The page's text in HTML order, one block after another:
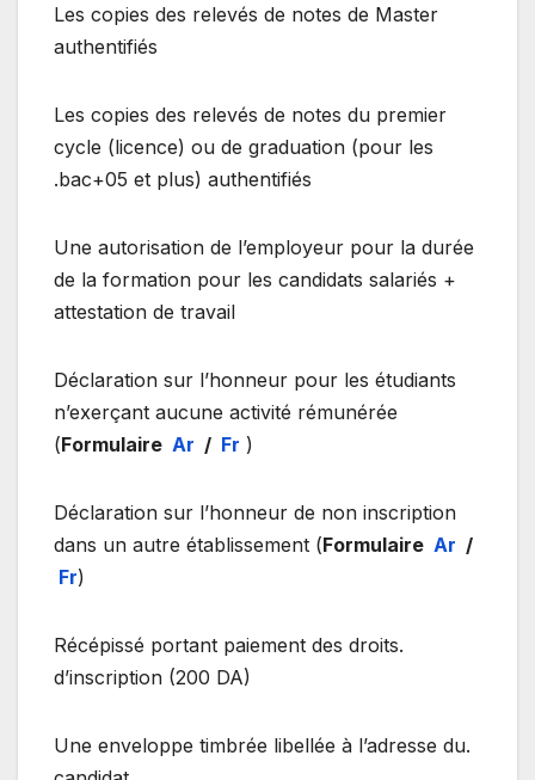
Les copies des relevés de notes de Master
authentifiés
Les copies des relevés de notes du premier
cycle (licence) ou de graduation (pour les
bac+05 et plus) authentifiés.
Une autorisation de l’employeur pour la durée
de la formation pour les candidats salariés +
attestation de travail
Déclaration sur l’honneur pour les étudiants
n’exerçant aucune activité rémunérée
(Formulaire Ar / Fr )
Déclaration sur l’honneur de non inscription
dans un autre établissement (Formulaire Ar /
Fr)
.Récépissé portant paiement des droits
d’inscription (200 DA)
.Une enveloppe timbrée libellée à l’adresse du